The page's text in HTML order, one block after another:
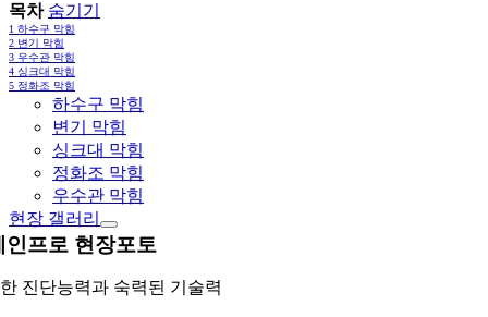
목차 숨기기
1 하수구 막힘
2 변기 막힘
3 우수관 막힘
4 싱크대 막힘
5 정화조 막힘
하수구 막힘
변기 막힘
싱크대 막힘
정화조 막힘
우수관 막힘
현장 갤러리
인프로 현장포토
진단능력과 숙력된 기술력